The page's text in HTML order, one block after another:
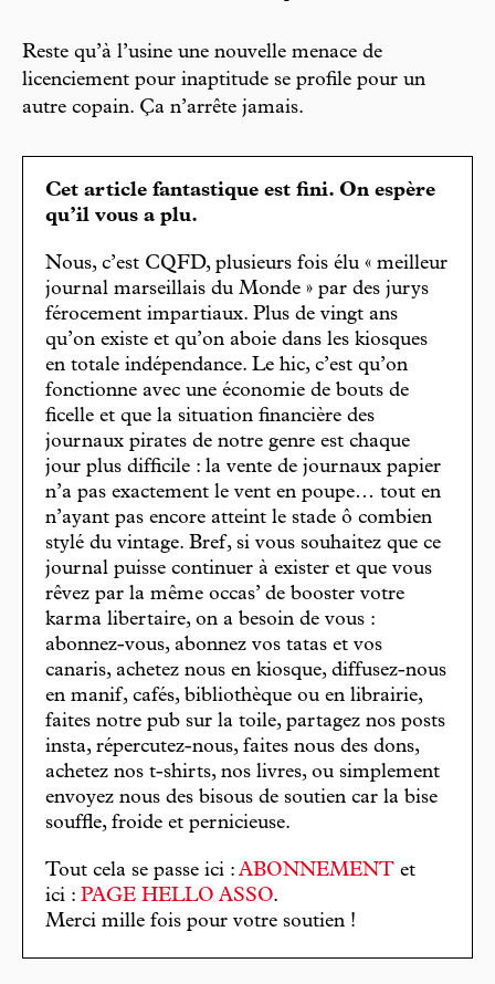
Reste qu’à l’usine une nouvelle menace de
licenciement pour inaptitude se profile pour un
autre copain. Ça n’arrête jamais.
Cet article fantastique est fini. On espère
qu’il vous a plu.
Nous, c’est CQFD, plusieurs fois élu « meilleur
journal marseillais du Monde » par des jurys
férocement impartiaux. Plus de vingt ans
qu’on existe et qu’on aboie dans les kiosques
en totale indépendance. Le hic, c’est qu’on
fonctionne avec une économie de bouts de
ficelle et que la situation financière des
journaux pirates de notre genre est chaque
jour plus difficile : la vente de journaux papier
n’a pas exactement le vent en poupe… tout en
n’ayant pas encore atteint le stade ô combien
stylé du vintage. Bref, si vous souhaitez que ce
journal puisse continuer à exister et que vous
rêvez par la même occas’ de booster votre
karma libertaire, on a besoin de vous :
abonnez-vous, abonnez vos tatas et vos
canaris, achetez nous en kiosque, diffusez-nous
en manif, cafés, bibliothèque ou en librairie,
faites notre pub sur la toile, partagez nos posts
insta, répercutez-nous, faites nous des dons,
achetez nos t-shirts, nos livres, ou simplement
envoyez nous des bisous de soutien car la bise
souffle, froide et pernicieuse.
Tout cela se passe ici : ABONNEMENT et
ici : PAGE HELLO ASSO.
Merci mille fois pour votre soutien !